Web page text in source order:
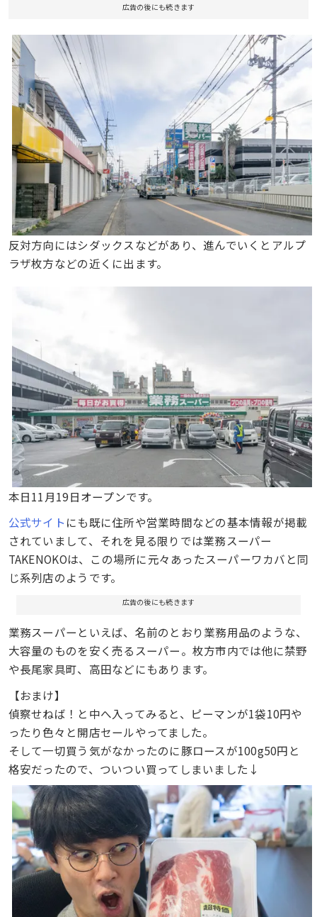
広告の後にも続きます
反対方向にはシダックスなどがあり、進んでいくとアルプ
ラザ枚方などの近くに出ます。
本日11月19日オープンです。
公式サイト にも既に住所や営業時間などの基本情報が掲載
されていまして、それを見る限りでは業務スーパー
TAKENOKOは、この場所に元々あったスーパーワカバと同
じ系列店のようです。
広告の後にも続きます
業務スーパーといえば、名前のとおり業務用品のような、
大容量のものを安く売るスーパー。枚方市内では他に禁野
や長尾家具町、高田などにもあります。
【おまけ】
偵察せねば！と中へ入ってみると、ピーマンが1袋10円や
ったり色々と開店セールやってました。
そして一切買う気がなかったのに豚ロースが100g50円と
格安だったので、ついつい買ってしまいました↓